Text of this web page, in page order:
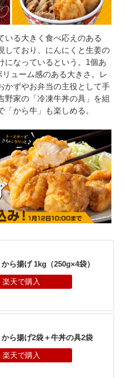
る大きく食べ応えのある
しており、にんにくと生姜の
になっているという。1個あ
ューム感のある大きさ。レ
かずやお弁当の主役として手
野家の「冷凍牛丼の具」を組
から牛」も楽しめる。
から揚げ 1kg（250g×4袋）
から揚げ2袋＋牛丼の具2袋